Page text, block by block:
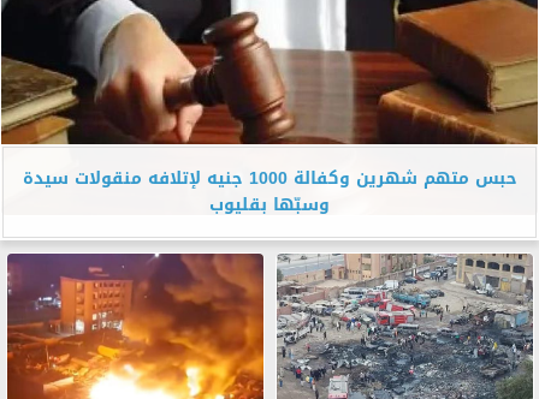
حبس متهم شهرين وكفالة 1000 جنيه لإتلافه منقولات سيدة
وسبّها بقليوب